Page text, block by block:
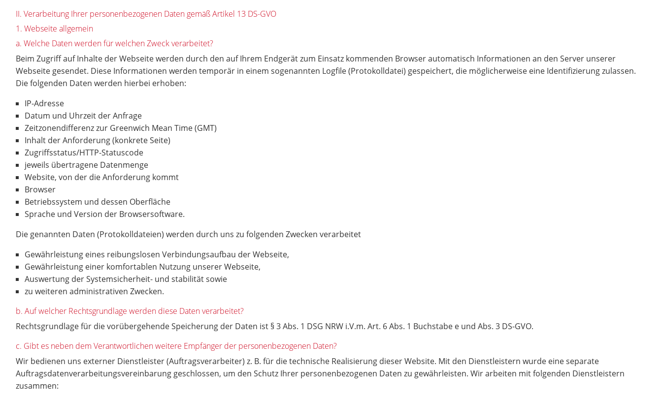
II. Verarbeitung Ihrer personenbezogenen Daten gemäß Artikel 13 DS-GVO
1. Webseite allgemein
a. Welche Daten werden für welchen Zweck verarbeitet?
Beim Zugriff auf Inhalte der Webseite werden durch den auf Ihrem Endgerät zum Einsatz kommenden Browser automatisch Informationen an den Server unserer
Webseite gesendet. Diese Informationen werden temporär in einem sogenannten Logfile (Protokolldatei) gespeichert, die möglicherweise eine Identifizierung zulassen.
Die folgenden Daten werden hierbei erhoben:
IP-Adresse
Datum und Uhrzeit der Anfrage
Zeitzonendifferenz zur Greenwich Mean Time (GMT)
Inhalt der Anforderung (konkrete Seite)
Zugriffsstatus/HTTP-Statuscode
jeweils übertragene Datenmenge
Website, von der die Anforderung kommt
Browser
Betriebssystem und dessen Oberfläche
Sprache und Version der Browsersoftware.
Die genannten Daten (Protokolldateien) werden durch uns zu folgenden Zwecken verarbeitet
Gewährleistung eines reibungslosen Verbindungsaufbau der Webseite,
Gewährleistung einer komfortablen Nutzung unserer Webseite,
Auswertung der Systemsicherheit- und stabilität sowie
zu weiteren administrativen Zwecken.
b. Auf welcher Rechtsgrundlage werden diese Daten verarbeitet?
Rechtsgrundlage für die vorübergehende Speicherung der Daten ist § 3 Abs. 1 DSG NRW i.V.m. Art. 6 Abs. 1 Buchstabe e und Abs. 3 DS-GVO.
c. Gibt es neben dem Verantwortlichen weitere Empfänger der personenbezogenen Daten?
Wir bedienen uns externer Dienstleister (Auftragsverarbeiter) z. B. für die technische Realisierung dieser Website. Mit den Dienstleistern wurde eine separate
Auftragsdatenverarbeitungsvereinbarung geschlossen, um den Schutz Ihrer personenbezogenen Daten zu gewährleisten. Wir arbeiten mit folgenden Dienstleistern
zusammen: